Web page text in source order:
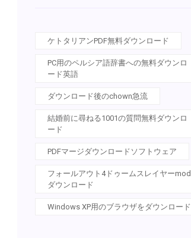
ケトタリアンPDF無料ダウンロード
PC用のペルシア語辞書への無料ダウンロ
ード英語
ダウンロード後のchown急流
結婚前に尋ねる1001の質問無料ダウンロ
ード
PDFマージダウンロードソフトウェア
フォールアウト4ドゥームスレイヤーmod
ダウンロード
Windows XP用のブラウザをダウンロード